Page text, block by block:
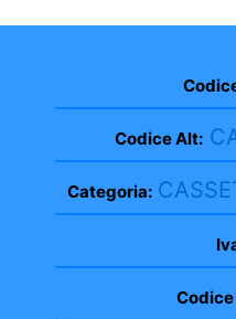
Codice Alt:
Categoria: